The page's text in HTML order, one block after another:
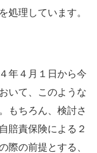
処理しています。
年４月１日から今
いて、このような
もちろん、検討さ
賠責保険による２
際の前提とする、